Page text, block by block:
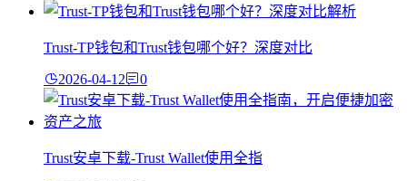
Trust-TP钱包和Trust钱包哪个好？深度对比
2026-04-12 0
Trust安卓下载-Trust Wallet使用全指